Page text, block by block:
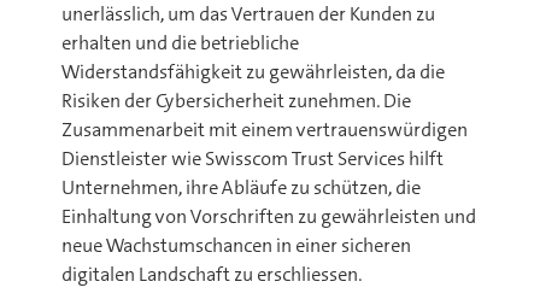
unerlässlich, um das Vertrauen der Kunden zu
erhalten und die betriebliche
Widerstandsfähigkeit zu gewährleisten, da die
Risiken der Cybersicherheit zunehmen. Die
Zusammenarbeit mit einem vertrauenswürdigen
Dienstleister wie Swisscom Trust Services hilft
Unternehmen, ihre Abläufe zu schützen, die
Einhaltung von Vorschriften zu gewährleisten und
neue Wachstumschancen in einer sicheren
digitalen Landschaft zu erschliessen.